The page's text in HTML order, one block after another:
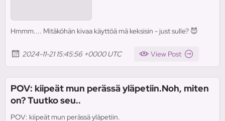
Hmmm.... Mitäköhän kivaa käyttöä mä keksisin - just sulle? 😈
2024-11-21 15:45:56 +0000 UTC View Post
POV: kiipeät mun perässä yläpetiin.Noh, miten
on? Tuutko seu..
POV: kiipeät mun perässä yläpetiin.